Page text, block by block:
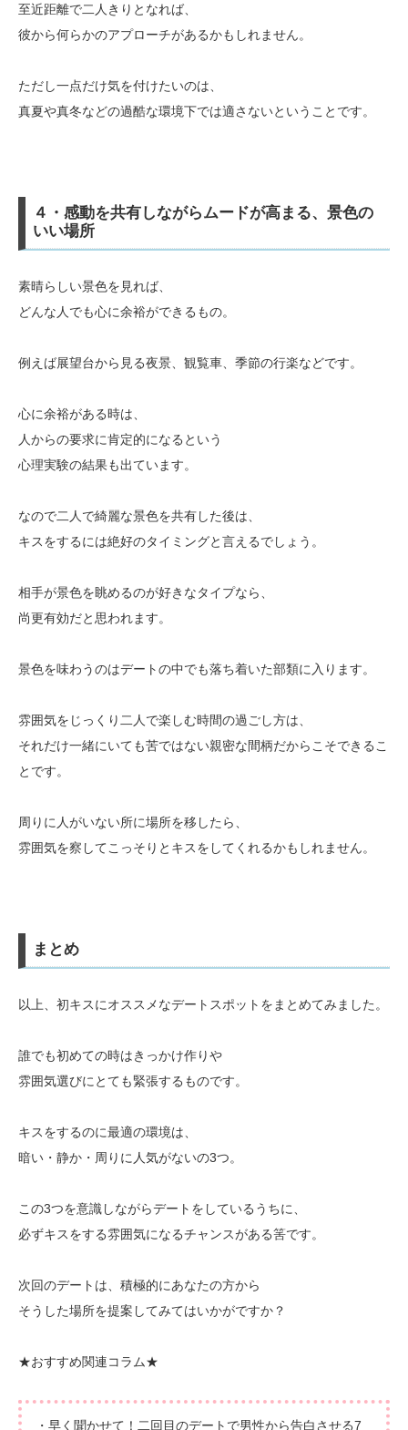
至近距離で二人きりとなれば、
彼から何らかのアプローチがあるかもしれません。
ただし一点だけ気を付けたいのは、
真夏や真冬などの過酷な環境下では適さないということです。
４・感動を共有しながらムードが高まる、景色の
いい場所
素晴らしい景色を見れば、
どんな人でも心に余裕ができるもの。
例えば展望台から見る夜景、観覧車、季節の行楽などです。
心に余裕がある時は、
人からの要求に肯定的になるという
心理実験の結果も出ています。
なので二人で綺麗な景色を共有した後は、
キスをするには絶好のタイミングと言えるでしょう。
相手が景色を眺めるのが好きなタイプなら、
尚更有効だと思われます。
景色を味わうのはデートの中でも落ち着いた部類に入ります。
雰囲気をじっくり二人で楽しむ時間の過ごし方は、
それだけ一緒にいても苦ではない親密な間柄だからこそできるこ
とです。
周りに人がいない所に場所を移したら、
雰囲気を察してこっそりとキスをしてくれるかもしれません。
まとめ
以上、初キスにオススメなデートスポットをまとめてみました。
誰でも初めての時はきっかけ作りや
雰囲気選びにとても緊張するものです。
キスをするのに最適の環境は、
暗い・静か・周りに人気がないの3つ。
この3つを意識しながらデートをしているうちに、
必ずキスをする雰囲気になるチャンスがある筈です。
次回のデートは、積極的にあなたの方から
そうした場所を提案してみてはいかがですか？
★おすすめ関連コラム★
・ 早く聞かせて！二回目のデートで男性から告白させる7